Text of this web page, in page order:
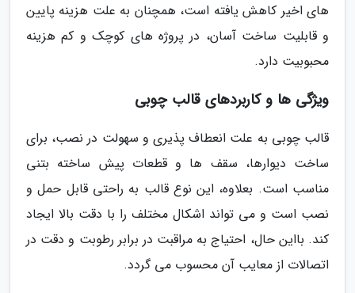
های اخیر کاهش یافته است، همچنان به علت هزینه پایین
و قابلیت ساخت آسان، در پروژه های کوچک و کم هزینه
محبوبیت دارد.
ویژگی ها و کاربردهای قالب چوبی
قالب چوبی به علت انعطاف پذیری و سهولت در نصب، برای
ساخت دیوارها، سقف ها و قطعات پیش ساخته بتنی
مناسب است. بعلاوه، این نوع قالب به راحتی قابل حمل و
نصب است و می تواند اشکال مختلف را با دقت بالا ایجاد
کند. بااین حال، احتیاج به مراقبت در برابر رطوبت و دقت در
اتصالات از معایب آن محسوب می گردد.